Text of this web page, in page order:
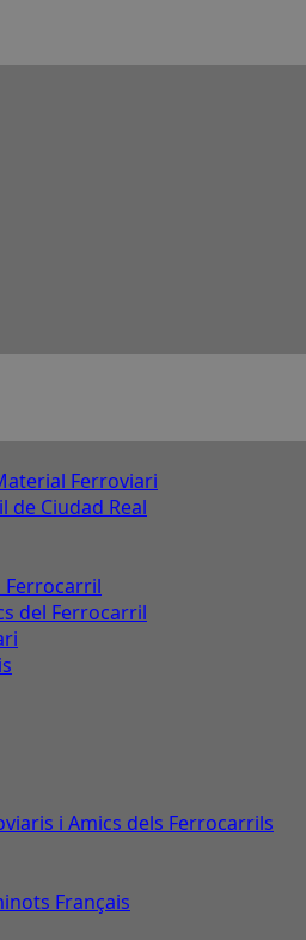
Ferroviari
de Ciudad Real
Ferrocarril
del Ferrocarril
i Amics dels Ferrocarrils
Français